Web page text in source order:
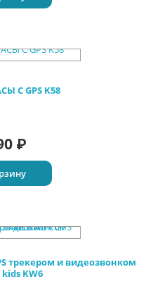
C GPS K58
₽
трекером и видеозвонком
kids KW6